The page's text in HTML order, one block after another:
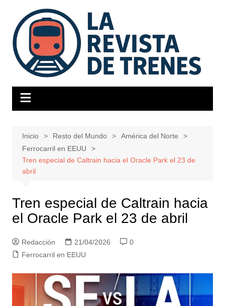
contenido
Inicio Resto del Mundo
América del Norte
Ferrocarril en EEUU
Tren especial de Caltrain hacia el Oracle Park el 23 de
abril
Tren especial de Caltrain hacia
el Oracle Park el 23 de abril
Redacción 21/04/2026
0
Ferrocarril en EEUU